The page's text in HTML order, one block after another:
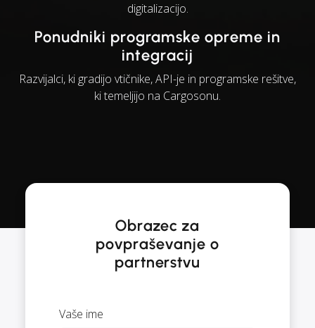
digitalizacijo.
Ponudniki programske opreme in
integracij
Razvijalci, ki gradijo vtičnike, API-je in programske rešitve,
ki temeljijo na Cargosonu.
Obrazec za
povpraševanje o
partnerstvu
Vaše ime